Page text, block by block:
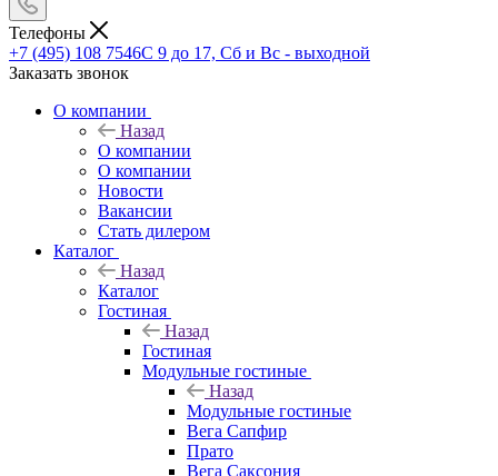
Телефоны
+7 (495) 108 7546С 9 до 17, Сб и Вс - выходной
Заказать звонок
О компании
Назад
О компании
О компании
Новости
Вакансии
Стать дилером
Каталог
Назад
Каталог
Гостиная
Назад
Гостиная
Модульные гостиные
Назад
Модульные гостиные
Вега Сапфир
Прато
Вега Саксония